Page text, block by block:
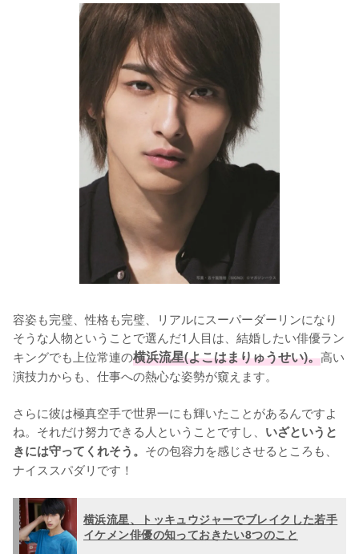
容姿も完璧、性格も完璧、リアルにスーパーダーリンになり
そうな人物ということで選んだ1人目は、結婚したい俳優ラン
キングでも上位常連の横浜流星(よこはまりゅうせい)。高い
演技力からも、仕事への熱心な姿勢が窺えます。
さらに彼は極真空手で世界一にも輝いたことがあるんですよ
ね。それだけ努力できる人ということですし、 いざというと
きには守ってくれそう。 その包容力を感じさせるところも、
ナイススパダリです！
横浜流星、トッキュウジャーでブレイクした若手
イケメン俳優の知っておきたい8つのこと